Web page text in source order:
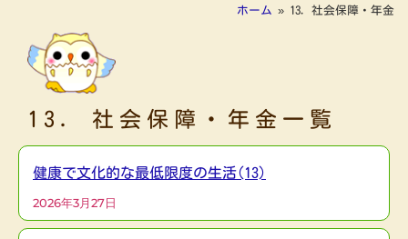
ホーム » 13. 社会保障・年金
13. 社会保障・年金一覧
健康で文化的な最低限度の生活(13)
2026年3月27日